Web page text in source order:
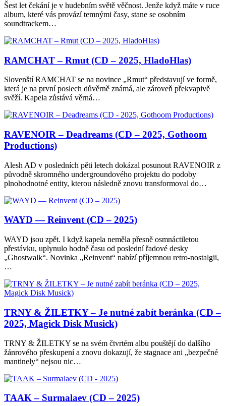
Šest let čekání je v hudebním světě věčnost. Jenže když máte v ruce
album, které vás provází temnými časy, stane se osobním
soundtrackem…
RAMCHAT – Rmut (CD – 2025, HladoHlas)
Slovenští RAMCHAT se na novince „Rmut“ představují ve formě,
která je na první poslech důvěrně známá, ale zároveň překvapivě
svěží. Kapela zůstává věrná…
RAVENOIR – Deadreams (CD – 2025, Gothoom
Productions)
Alesh AD v posledních pěti letech dokázal posunout RAVENOIR z
původně skromného undergroundového projektu do podoby
plnohodnotné entity, kterou následně znovu transformoval do…
WAYD — Reinvent (CD – 2025)
WAYD jsou zpět. I když kapela neměla přesně osmnáctiletou
přestávku, uplynulo hodně času od poslední řadové desky
„Ghostwalk“. Novinka „Reinvent“ nabízí příjemnou retro-nostalgii,
…
TRNY & ŽILETKY – Je nutné zabít beránka (CD –
2025, Magick Disk Musick)
TRNY & ŽILETKY se na svém čtvrtém albu pouštějí do dalšího
žánrového přeskupení a znovu dokazují, že stagnace ani „bezpečné
mantinely“ nejsou nic…
TAAK – Surmalaev (CD – 2025)